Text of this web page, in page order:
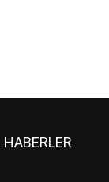
HABERLER